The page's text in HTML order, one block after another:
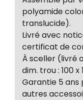
polyamide
translucide).
Livré avec
certificat de
À sceller (livré
dim. trou : 100
Garantie 5 ans
autres